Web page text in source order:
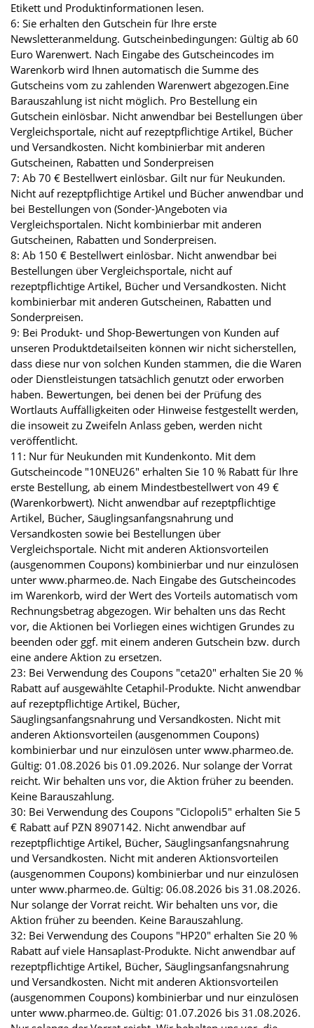
Etikett und Produktinformationen lesen.
6: Sie erhalten den Gutschein für Ihre erste
Newsletteranmeldung. Gutscheinbedingungen: Gültig ab 60
Euro Warenwert. Nach Eingabe des Gutscheincodes im
Warenkorb wird Ihnen automatisch die Summe des
Gutscheins vom zu zahlenden Warenwert abgezogen.Eine
Barauszahlung ist nicht möglich. Pro Bestellung ein
Gutschein einlösbar. Nicht anwendbar bei Bestellungen über
Vergleichsportale, nicht auf rezeptpflichtige Artikel, Bücher
und Versandkosten. Nicht kombinierbar mit anderen
Gutscheinen, Rabatten und Sonderpreisen
7: Ab 70 € Bestellwert einlösbar. Gilt nur für Neukunden.
Nicht auf rezeptpflichtige Artikel und Bücher anwendbar und
bei Bestellungen von (Sonder-)Angeboten via
Vergleichsportalen. Nicht kombinierbar mit anderen
Gutscheinen, Rabatten und Sonderpreisen.
8: Ab 150 € Bestellwert einlösbar. Nicht anwendbar bei
Bestellungen über Vergleichsportale, nicht auf
rezeptpflichtige Artikel, Bücher und Versandkosten. Nicht
kombinierbar mit anderen Gutscheinen, Rabatten und
Sonderpreisen.
9: Bei Produkt- und Shop-Bewertungen von Kunden auf
unseren Produktdetailseiten können wir nicht sicherstellen,
dass diese nur von solchen Kunden stammen, die die Waren
oder Dienstleistungen tatsächlich genutzt oder erworben
haben. Bewertungen, bei denen bei der Prüfung des
Wortlauts Auffälligkeiten oder Hinweise festgestellt werden,
die insoweit zu Zweifeln Anlass geben, werden nicht
veröffentlicht.
11: Nur für Neukunden mit Kundenkonto. Mit dem
Gutscheincode "10NEU26" erhalten Sie 10 % Rabatt für Ihre
erste Bestellung, ab einem Mindestbestellwert von 49 €
(Warenkorbwert). Nicht anwendbar auf rezeptpflichtige
Artikel, Bücher, Säuglingsanfangsnahrung und
Versandkosten sowie bei Bestellungen über
Vergleichsportale. Nicht mit anderen Aktionsvorteilen
(ausgenommen Coupons) kombinierbar und nur einzulösen
unter www.pharmeo.de. Nach Eingabe des Gutscheincodes
im Warenkorb, wird der Wert des Vorteils automatisch vom
Rechnungsbetrag abgezogen. Wir behalten uns das Recht
vor, die Aktionen bei Vorliegen eines wichtigen Grundes zu
beenden oder ggf. mit einem anderen Gutschein bzw. durch
eine andere Aktion zu ersetzen.
23: Bei Verwendung des Coupons "ceta20" erhalten Sie 20 %
Rabatt auf ausgewählte Cetaphil-Produkte. Nicht anwendbar
auf rezeptpflichtige Artikel, Bücher,
Säuglingsanfangsnahrung und Versandkosten. Nicht mit
anderen Aktionsvorteilen (ausgenommen Coupons)
kombinierbar und nur einzulösen unter www.pharmeo.de.
Gültig: 01.08.2026 bis 01.09.2026. Nur solange der Vorrat
reicht. Wir behalten uns vor, die Aktion früher zu beenden.
Keine Barauszahlung.
30: Bei Verwendung des Coupons "Ciclopoli5" erhalten Sie 5
€ Rabatt auf PZN 8907142. Nicht anwendbar auf
rezeptpflichtige Artikel, Bücher, Säuglingsanfangsnahrung
und Versandkosten. Nicht mit anderen Aktionsvorteilen
(ausgenommen Coupons) kombinierbar und nur einzulösen
unter www.pharmeo.de. Gültig: 06.08.2026 bis 31.08.2026.
Nur solange der Vorrat reicht. Wir behalten uns vor, die
Aktion früher zu beenden. Keine Barauszahlung.
32: Bei Verwendung des Coupons "HP20" erhalten Sie 20 %
Rabatt auf viele Hansaplast-Produkte. Nicht anwendbar auf
rezeptpflichtige Artikel, Bücher, Säuglingsanfangsnahrung
und Versandkosten. Nicht mit anderen Aktionsvorteilen
(ausgenommen Coupons) kombinierbar und nur einzulösen
unter www.pharmeo.de. Gültig: 01.07.2026 bis 31.08.2026.